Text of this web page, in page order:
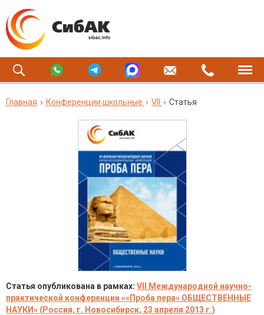
Главная Конференции школьные VII Статья
Статья опубликована в рамках: VII Международной научно-
практической конференции ««Проба пера» ОБЩЕСТВЕННЫЕ
НАУКИ» (Россия, г. Новосибирск, 23 апреля 2013 г.)